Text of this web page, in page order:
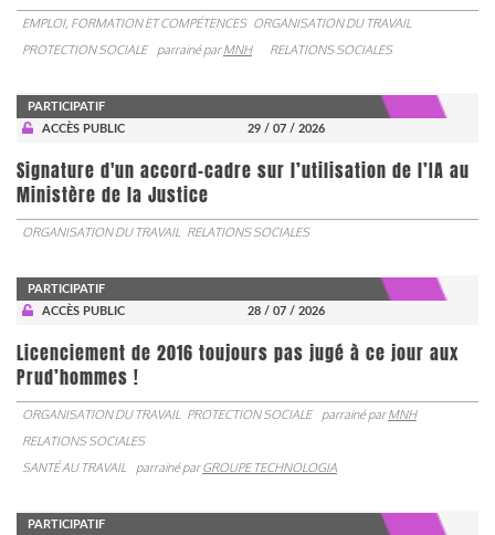
EMPLOI, FORMATION ET COMPÉTENCES ORGANISATION DU TRAVAIL
PROTECTION SOCIALE
parrainé parMNH RELATIONS SOCIALES
PARTICIPATIF
ACCÈS PUBLIC
29 / 07 / 2026
Signature d'un accord-cadre sur l’utilisation de l’IA au
Ministère de la Justice
ORGANISATION DU TRAVAIL RELATIONS SOCIALES
PARTICIPATIF
ACCÈS PUBLIC
28 / 07 / 2026
Licenciement de 2016 toujours pas jugé à ce jour aux
Prud’hommes !
ORGANISATION DU TRAVAIL PROTECTION SOCIALE parrainé parMNH
RELATIONS SOCIALES
SANTÉ AU TRAVAIL
parrainé parGROUPE TECHNOLOGIA
PARTICIPATIF